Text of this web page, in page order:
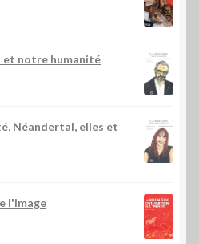
et notre humanité
Néandertal, elles et
l'image